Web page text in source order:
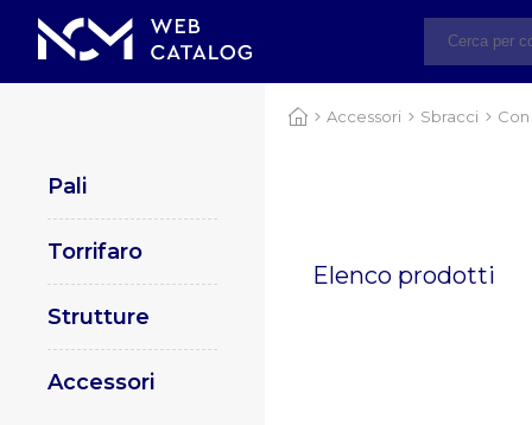
Pali
Torrifaro
Strutture
Accessori
Accessori Sbracci
Elenco prodotti